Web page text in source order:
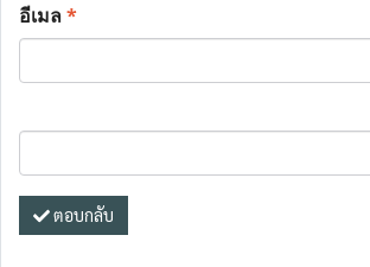
อีเมล*
ตอบกลับ